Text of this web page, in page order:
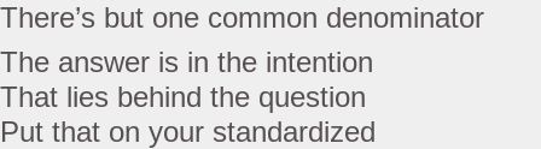
There’s but one common denominator
The answer is in the intention
That lies behind the question
Put that on your standardized